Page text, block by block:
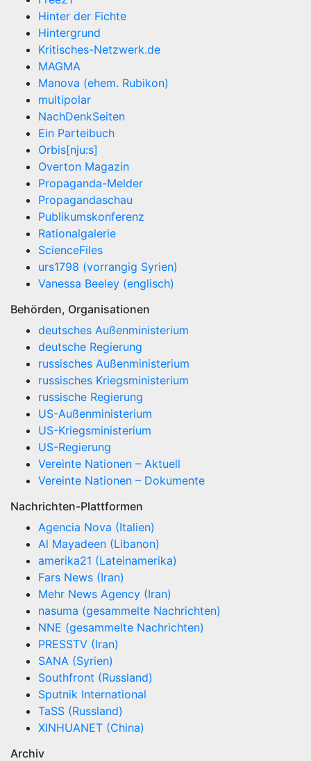
Hinter der Fichte
Hintergrund
Kritisches-Netzwerk.de
MAGMA
Manova (ehem. Rubikon)
multipolar
NachDenkSeiten
Ein Parteibuch
Orbis[nju:s]
Overton Magazin
Propaganda-Melder
Propagandaschau
Publikumskonferenz
Rationalgalerie
ScienceFiles
urs1798 (vorrangig Syrien)
Vanessa Beeley (englisch)
Behörden, Organisationen
deutsches Außenministerium
deutsche Regierung
russisches Außenministerium
russisches Kriegsministerium
russische Regierung
US-Außenministerium
US-Kriegsministerium
US-Regierung
Vereinte Nationen – Aktuell
Vereinte Nationen – Dokumente
Nachrichten-Plattformen
Agencia Nova (Italien)
Al Mayadeen (Libanon)
amerika21 (Lateinamerika)
Fars News (Iran)
Mehr News Agency (Iran)
nasuma (gesammelte Nachrichten)
NNE (gesammelte Nachrichten)
PRESSTV (Iran)
SANA (Syrien)
Southfront (Russland)
Sputnik International
TaSS (Russland)
XINHUANET (China)
Archiv